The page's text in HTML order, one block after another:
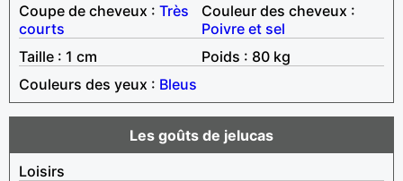
Coupe de cheveux : Très
courts
Couleur des cheveux :
Poivre et sel
Taille : 1 cm
Poids : 80 kg
Couleurs des yeux : Bleus
Les goûts de jelucas
Loisirs